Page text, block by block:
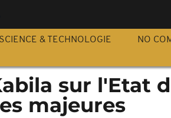
SCIENCE & TECHNOLOGIE NO
sur l'Etat
majeures